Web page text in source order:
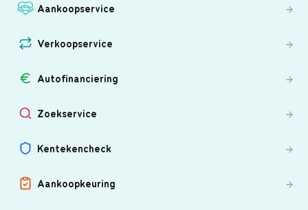
Aankoopservice
Verkoopservice
Autofinanciering
Zoekservice
Kentekencheck
Aankoopkeuring